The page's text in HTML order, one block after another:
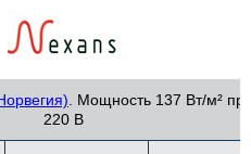
. Мощность 137 Вт/м²
220 В